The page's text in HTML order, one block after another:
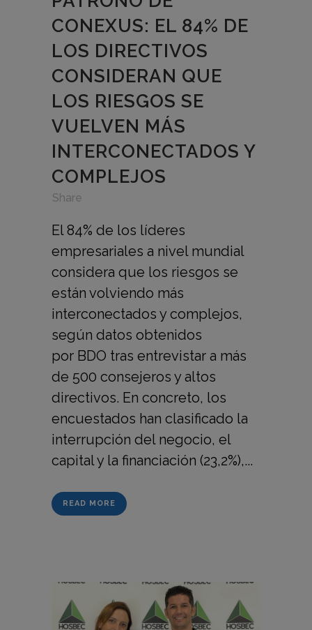
CONEXUS: EL 84% DE
LOS DIRECTIVOS
CONSIDERAN QUE
LOS RIESGOS SE
VUELVEN MÁS
INTERCONECTADOS Y
COMPLEJOS
Share
El 84% de los líderes
empresariales a nivel mundial
considera que los riesgos se
están volviendo más
interconectados y complejos,
según datos obtenidos
por BDO tras entrevistar a más
de 500 consejeros y altos
directivos. En concreto, los
encuestados han clasificado la
interrupción del negocio, el
capital y la financiación (23,2%),...
READ MORE